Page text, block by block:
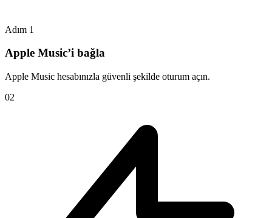
Adım 1
Apple Music’i bağla
Apple Music hesabınızla güvenli şekilde oturum açın.
02